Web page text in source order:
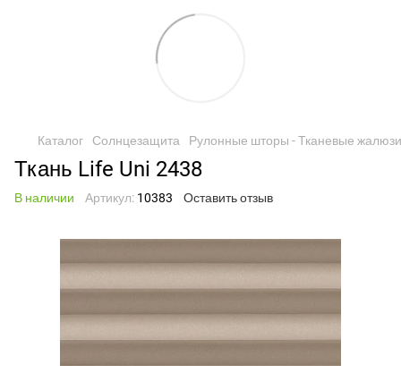
Каталог Солнцезащита Рулонные шторы - Тканевые жалюзи
Ткань Life Uni 2438
В наличии Артикул: 10383 Оставить отзыв